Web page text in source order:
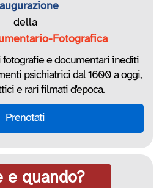
della
Fotografica
fotografie e documentari inediti
psichiatrici dal 1600 a oggi,
e rari filmati d'epoca.
Prenotati
e quando?